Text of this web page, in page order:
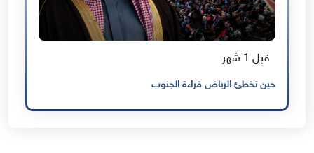
قبل 1 شهر
حين تخطئ الرياض قراءة الجنوب